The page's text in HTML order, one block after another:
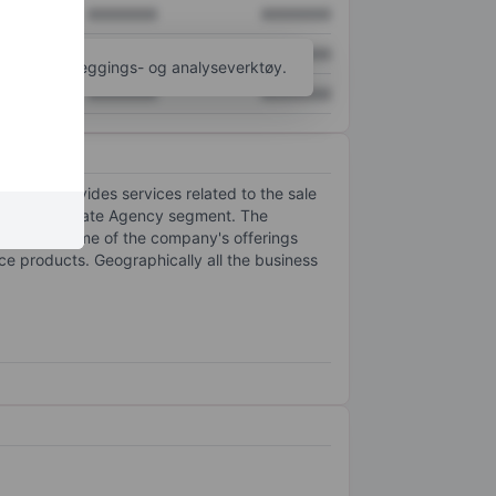
XXXXXXX XXXXXXX
flere kartleggings- og analyseverktøy.
provides services related to the sale
the Estate Agency segment. The
Some of the company's offerings
products. Geographically all the business